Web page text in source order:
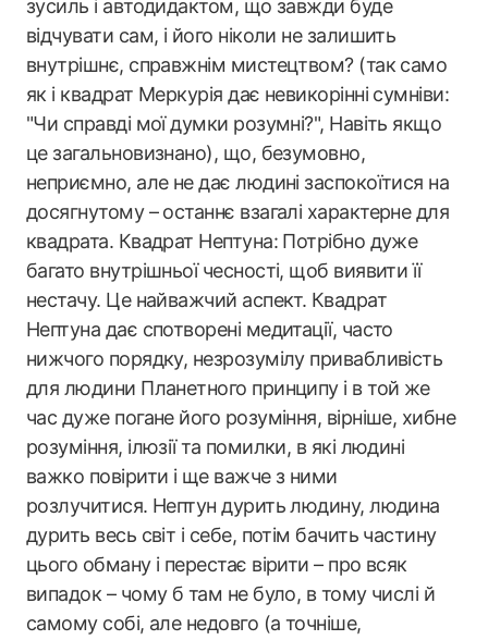
зусиль і автодидактом, що завжди буде
відчувати сам, і його ніколи не залишить
внутрішнє, справжнім мистецтвом? (так само
як і квадрат Меркурія дає невикорінні сумніви:
"Чи справді мої думки розумні?", Навіть якщо
це загальновизнано), що, безумовно,
неприємно, але не дає людині заспокоїтися на
досягнутому – останнє взагалі характерне для
квадрата. Квадрат Нептуна: Потрібно дуже
багато внутрішньої чесності, щоб виявити її
нестачу. Це найважчий аспект. Квадрат
Нептуна дає спотворені медитації, часто
нижчого порядку, незрозумілу привабливість
для людини Планетного принципу і в той же
час дуже погане його розуміння, вірніше, хибне
розуміння, ілюзії та помилки, в які людині
важко повірити і ще важче з ними
розлучитися. Нептун дурить людину, людина
дурить весь світ і себе, потім бачить частину
цього обману і перестає вірити – про всяк
випадок – чому б там не було, в тому числі й
самому собі, але недовго (а точніше,